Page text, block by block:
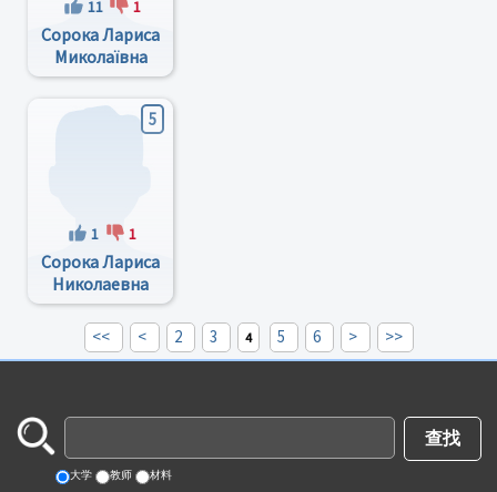
11 1
Сорока Лариса
Миколаївна
5
1 1
Сорока Лариса
Николаевна
<< < 2 3 4 5 6 > >>
大学 教师 材料